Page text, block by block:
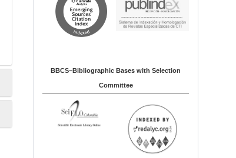
BBCS–Bibliographic Bases with Selection
Committee